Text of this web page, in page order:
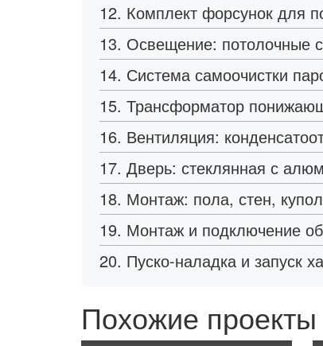
12. Комплект форсунок для
13. Освещение: потолочные
14. Система самоочистки
15. Трансформатор
16. Вентиляция:
17. Дверь: стеклянная с
18. Монтаж: пола, стен,
19. Монтаж и подключение
20. Пуско-наладка и запуск
Похожие проекты